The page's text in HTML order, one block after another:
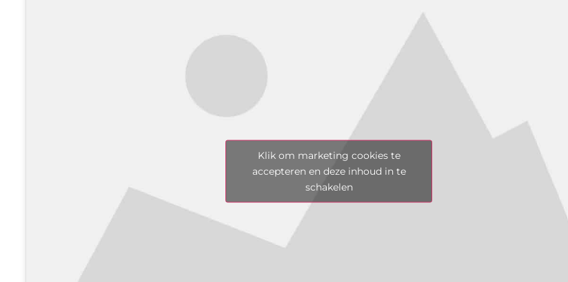
Klik om marketing cookies te
accepteren en deze inhoud in te
schakelen